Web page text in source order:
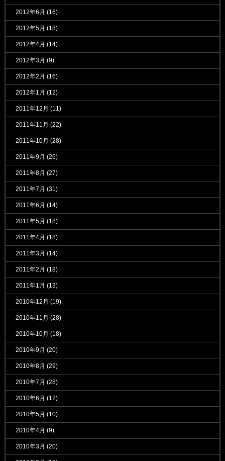
2012年6月 (16)
2012年5月 (18)
2012年4月 (14)
2012年3月 (9)
2012年2月 (16)
2012年1月 (12)
2011年12月 (11)
2011年11月 (22)
2011年10月 (28)
2011年9月 (26)
2011年8月 (27)
2011年7月 (31)
2011年6月 (14)
2011年5月 (18)
2011年4月 (18)
2011年3月 (14)
2011年2月 (18)
2011年1月 (13)
2010年12月 (19)
2010年11月 (28)
2010年10月 (18)
2010年9月 (20)
2010年8月 (29)
2010年7月 (28)
2010年6月 (12)
2010年5月 (10)
2010年4月 (9)
2010年3月 (20)